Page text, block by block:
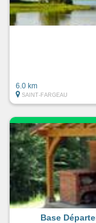
6.0 km
SAINT-FARGEAU
Base